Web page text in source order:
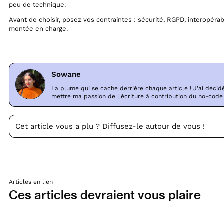
Sowane
La plume qui se cache derrière chaque article ! J'ai
mettre ma passion de l'écriture à contribution du no-code
Cet article vous a plu ? Diffusez-le autour de vous !
peu de technique.
Avant de choisir, posez vos contraintes : sécurité, RGPD,
montée en charge.
Articles en lien
Ces articles devraient vous plaire